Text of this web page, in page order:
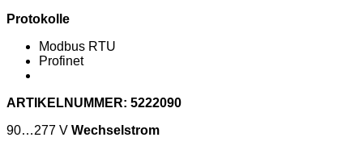
Protokolle
Modbus RTU
Profinet
ARTIKELNUMMER: 5222090
90…277 V Wechselstrom